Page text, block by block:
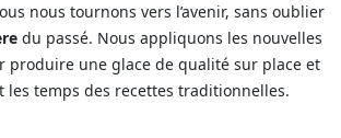
nous tournons vers l’avenir, sans oublier
du passé. Nous appliquons les nouvelles
produire une glace de qualité sur place et
les temps des recettes traditionnelles.